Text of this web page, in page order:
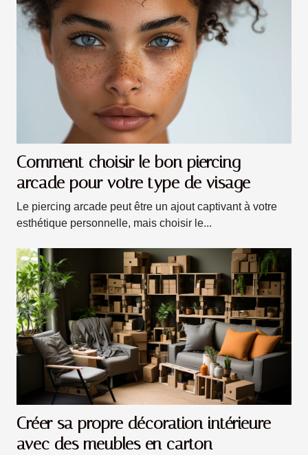
Comment choisir le bon piercing
arcade pour votre type de visage
Le piercing arcade peut être un ajout captivant à votre
esthétique personnelle, mais choisir le...
Créer sa propre décoration intérieure
avec des meubles en carton